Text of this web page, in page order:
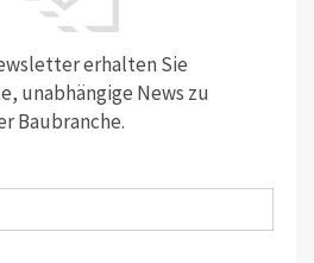
erhalten Sie
unabhängige News zu
Baubranche.